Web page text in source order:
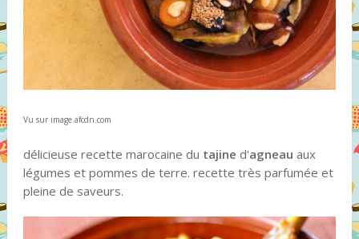
Vu sur image.afcdn.com
délicieuse recette marocaine du tajine d'agneau aux
légumes et pommes de terre. recette très parfumée et
pleine de saveurs.